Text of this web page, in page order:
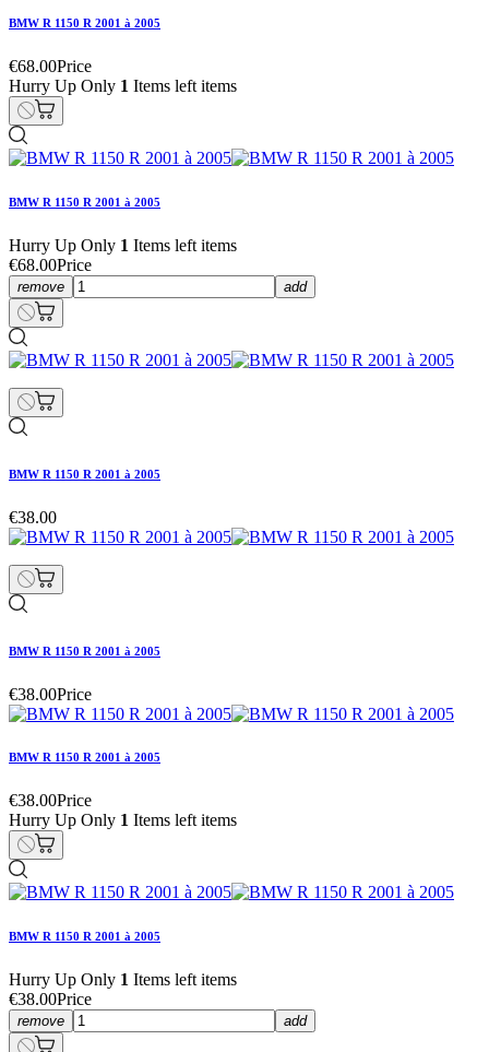
BMW R 1150 R 2001 à 2005
€68.00Price
Hurry Up Only 1 Items left items
BMW R 1150 R 2001 à 2005
Hurry Up Only 1 Items left items
€68.00Price
remove add
BMW R 1150 R 2001 à 2005
€38.00
BMW R 1150 R 2001 à 2005
€38.00Price
BMW R 1150 R 2001 à 2005
€38.00Price
Hurry Up Only 1 Items left items
BMW R 1150 R 2001 à 2005
Hurry Up Only 1 Items left items
€38.00Price
remove add